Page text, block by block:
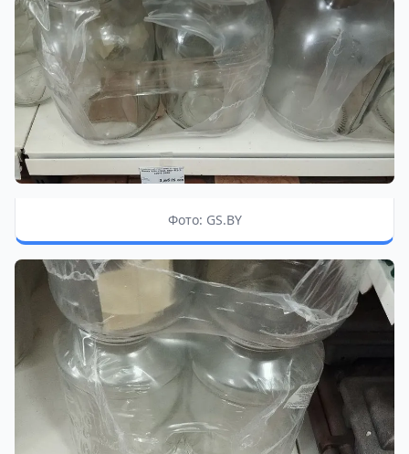
Фото: GS.BY